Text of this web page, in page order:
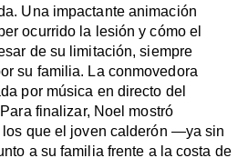
Una impactante animación
ocurrido la lesión y cómo el
de su limitación, siempre
su familia. La conmovedora
por música en directo del
finalizar, Noel mostró
los que el joven calderón —ya sin
a su familia frente a la costa de